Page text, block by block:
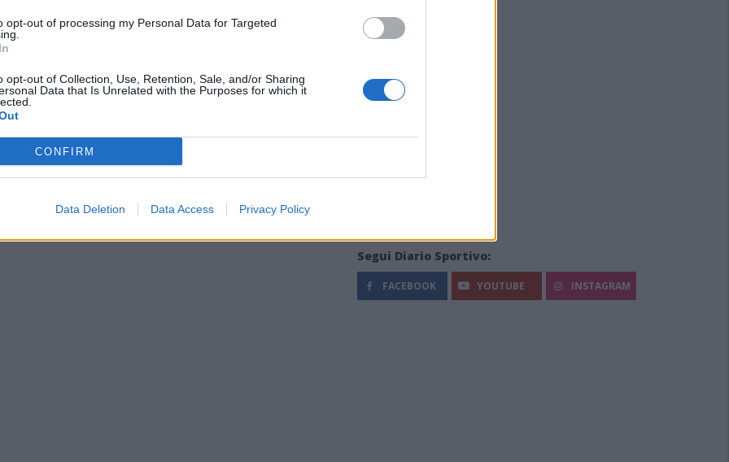
opt-out of processing my Personal Data for Targeted
opt-out of Collection, Use, Retention, Sale, and/or Sharing
Data that Is Unrelated with the Purposes for which it
CONFIRM
Data Deletion Data Access Privacy Policy
Siddu
Segui Diario Sportivo:
FACEBOOK YOUTUBE INSTAGRAM